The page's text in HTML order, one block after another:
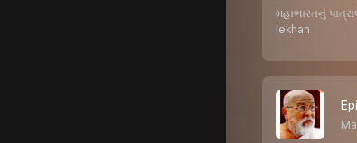
મહાભારતનું
lekhan